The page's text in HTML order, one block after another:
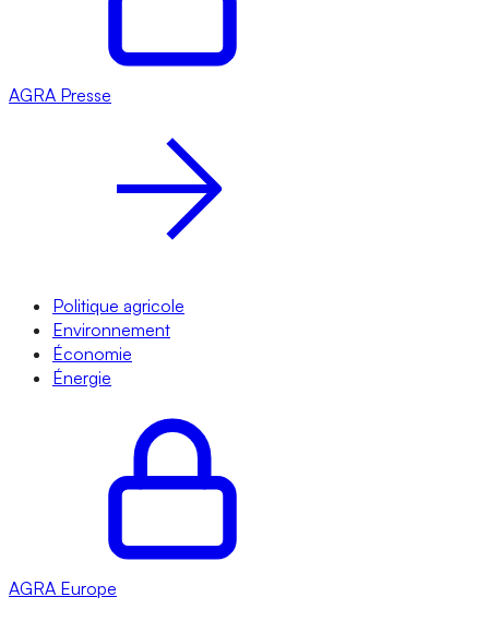
AGRA Presse
Politique agricole
Environnement
Économie
Énergie
AGRA Europe